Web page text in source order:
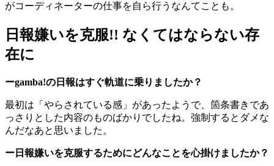
がコーディネーターの仕事を自ら行うなんてことも。
日報嫌いを克服!! なくてはならない存
在に
ーgamba!の日報はすぐ軌道に乗りましたか？
最初は「やらされている感」があったようで、箇条書きであ
っさりとした内容のものばかりでしたね。強制するとダメな
んだなあと思いました。
ー日報嫌いを克服するためにどんなことを心掛けましたか？